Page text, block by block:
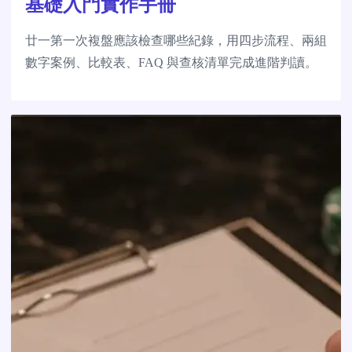
基礎入門實作手冊
廿一第一次複盤應該檢查哪些紀錄，用四步流程、兩組
數字案例、比較表、FAQ 與查核清單完成進階判讀。